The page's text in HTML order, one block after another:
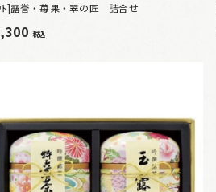
ﾄ]露誉・苺果・翠の匠 詰合せ
税込